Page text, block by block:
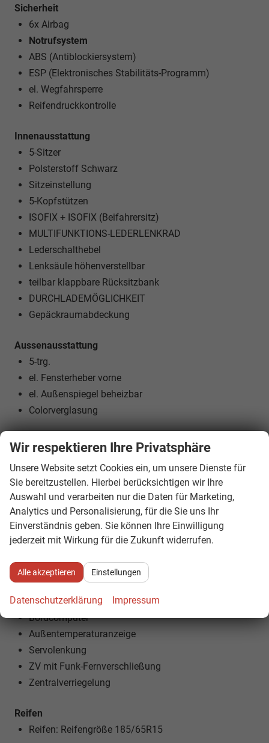
Sicherheit
6x Airbag
Notrufsystem
ABS (Antiblockiersystem)
ESP (Elektronisches Stabilitäts-Programm)
el. Wegfahrsperre
Reifendruckkontrolle
Innenausstattung
5-Sitzer
Polsterstoff Schwarz
Sitzeinstellung
5-Kopfstützen
ISOFIX + ISOFIX (Beifahrersitz)
MULTIFUNKTIONS-LEDERLENKRAD
Lederschalthebel
Lenksäule höhenverstellbar
teilbar klappbare Rücksitzbank
DURCHLADEMÖGLICHKEIT
Gepäckraumabdeckung
Aussenausstattung
5-trg.
el. Fensterheber vorne
el. Außenspiegel beheizbar
Colorverglasung
Licht und Sicht
LED-SCHEINWERFER (VOLL)
LED-Tagfahrlicht
LED-Heckleuchten
Lichtautomatik
Coming-Home-Funktion
Leaving-Home-Funktion
Technik
5-Gang-Schaltgetriebe
Bordcomputer
Außentemperaturanzeige
Servolenkung
ZV mit Funk-Fernverschließung
Zentralverriegelung
Reifen
Reifen: Reifengröße 185/65R15
Wir respektieren Ihre Privatsphäre
Unsere Website setzt Cookies ein, um unsere Dienste für
Sie bereitzustellen. Hierbei berücksichtigen wir Ihre
Auswahl und verarbeiten nur die Daten für Marketing,
Analytics und Personalisierung, für die Sie uns Ihr
Einverständnis geben. Sie können Ihre Einwilligung
jederzeit mit Wirkung für die Zukunft widerrufen.
Alle akzeptieren Einstellungen
Datenschutzerklärung Impressum